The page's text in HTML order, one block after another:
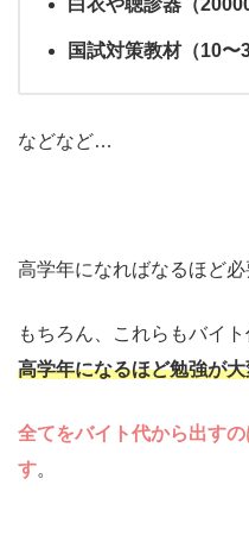
白衣や聴診器（
国試対策教材（10〜
などなど…
高学年になればなるほど
もちろん、これらもバイ
高学年になるほど勉強が
全てをバイト代から出す
す。